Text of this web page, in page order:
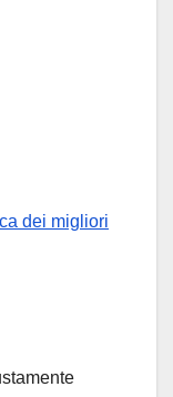
dei migliori